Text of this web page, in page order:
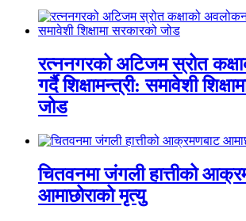
रत्ननगरको अटिजम स्रोत
गर्दै शिक्षामन्त्री: समावेशी
जोड
चितवनमा जंगली हात्तीको
आमाछोराको मृत्यु